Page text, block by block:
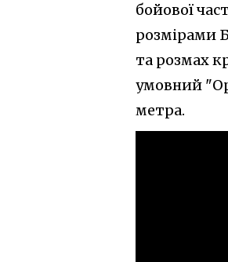
бойової
розмірами
та розмах
умовний
метра.